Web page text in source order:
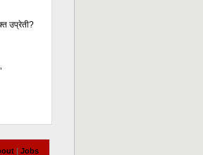
उप्रेती?
| Jobs